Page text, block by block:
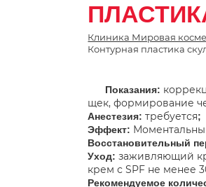
Клиника Мировая
Контурная пластика
Показания:
щек, формирование
Анестезия:требуется;
Эффект:
Восстановительный
Уход:заживляющий
крем с SPF не менее
Рекомендуемое